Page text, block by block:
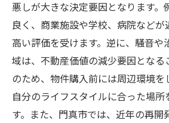
る
地域密着型不動産買替戦略で
に入れる
門真市に特化した買替戦
地域密着の不動産業者と
理想の住まい探しでの優
悪しが大きな決定要因となります。
良く、商業施設や学校、病院など
高い評価を受けます。逆に、騒音や
域は、不動産価値の減少要因となる
のため、物件購入前には周辺環境を
自分のライフスタイルに合った場
す。また、門真市では、近年の再開